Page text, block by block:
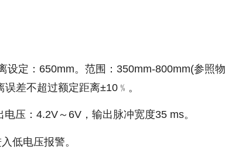
设定：650mm。范围：350mm-800mm(参照
差不超过额定距离±10﹪。
压：4.2V～6V，输出脉冲宽度35 ms。
低电压报警。